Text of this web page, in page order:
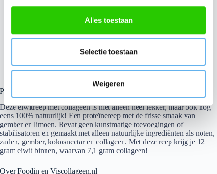
Alles toestaan
Selectie toestaan
Weigeren
Aanvullende informatie
Protein Bar met collageen – gember en limoen
Deze eiwitreep met collageen is niet alleen heel lekker, maar ook nog
eens 100% natuurlijk! Een proteïnereep met de frisse smaak van
gember en limoen. Bevat geen kunstmatige toevoegingen of
stabilisatoren en gemaakt met alleen natuurlijke ingrediënten als noten,
zaden, gember, kokosnectar en collageen. Met deze reep krijg je 12
gram eiwit binnen, waarvan 7,1 gram collageen!
Over Foodin en Viscollageen.nl